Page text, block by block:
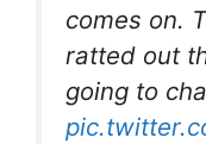
comes on.
ratted out
going to